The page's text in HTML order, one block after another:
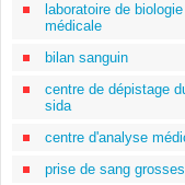
laboratoire de biologie
médicale
bilan sanguin
centre de dépistage
sida
centre d'analyse
prise de sang